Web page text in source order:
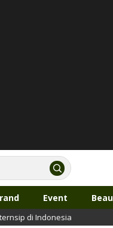
Event
di Indonesia